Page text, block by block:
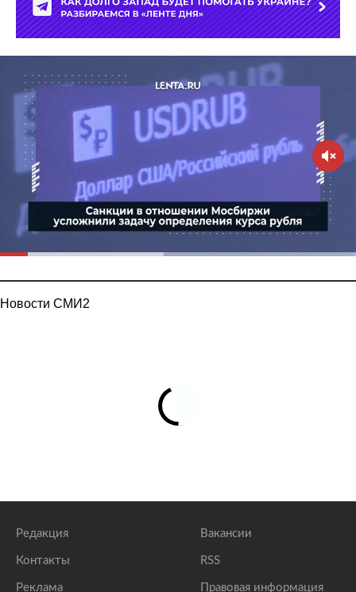
Новости СМИ2
Редакция
Контакты
Реклама
Вакансии
RSS
Правовая информация